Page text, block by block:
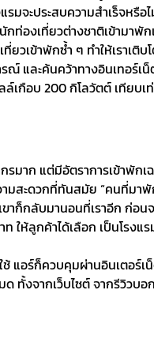
จะประสบความสำเร็จ​หรือไ
ท่องเที่ยวต่างชาติเข้าม
ยว​เข้าพักซ้ำ ๆ​ ทำให้เรา
และค้นคว้าทางอินเทอร์
เกือบ 200 กิโลวัตต์​ เทีย
รมาก แต่มีอัตราการเข้า
ะดวกที่ทันสมัย “คนที่มา
ขาก็กลับมานอนที่เราอีก ก่อน
ห้ลูกค้าได้เลือก เป็นโรง
ใช้​ แอร์ก็ควบคุมผ่านอินเ
ทั้งจากเว็บไซต์​ จากรีวิวบ